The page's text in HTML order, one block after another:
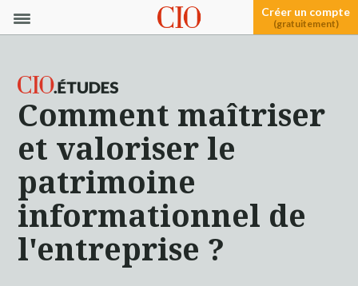
Créer un compte
(gratuitement)
Comment maîtriser
et valoriser le
patrimoine
informationnel de
l'entreprise ?